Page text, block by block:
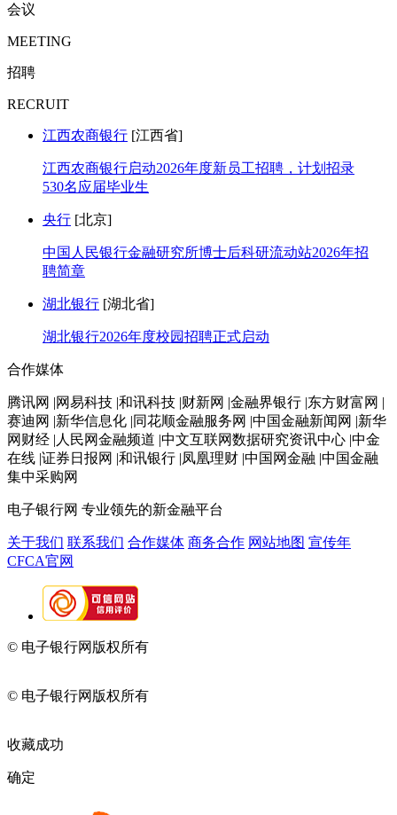
会议
MEETING
招聘
RECRUIT
江西农商银行 [江西省]
江西农商银行启动2026年度新员工招聘，计划招录
530名应届毕业生
央行 [北京]
中国人民银行金融研究所博士后科研流动站2026年招
聘简章
湖北银行 [湖北省]
湖北银行2026年度校园招聘正式启动
合作媒体
腾讯网 |网易科技 |和讯科技 |财新网 |金融界银行 |东方财富网 |
赛迪网 |新华信息化 |同花顺金融服务网 |中国金融新闻网 |新华
网财经 |人民网金融频道 |中文互联网数据研究资讯中心 |中金
在线 |证券日报网 |和讯银行 |凤凰理财 |中国网金融 |中国金融
集中采购网
电子银行网 专业领先的新金融平台
关于我们 联系我们 合作媒体 商务合作 网站地图 宣传年
CFCA官网
© 电子银行网版权所有
© 电子银行网版权所有
收藏成功
确定